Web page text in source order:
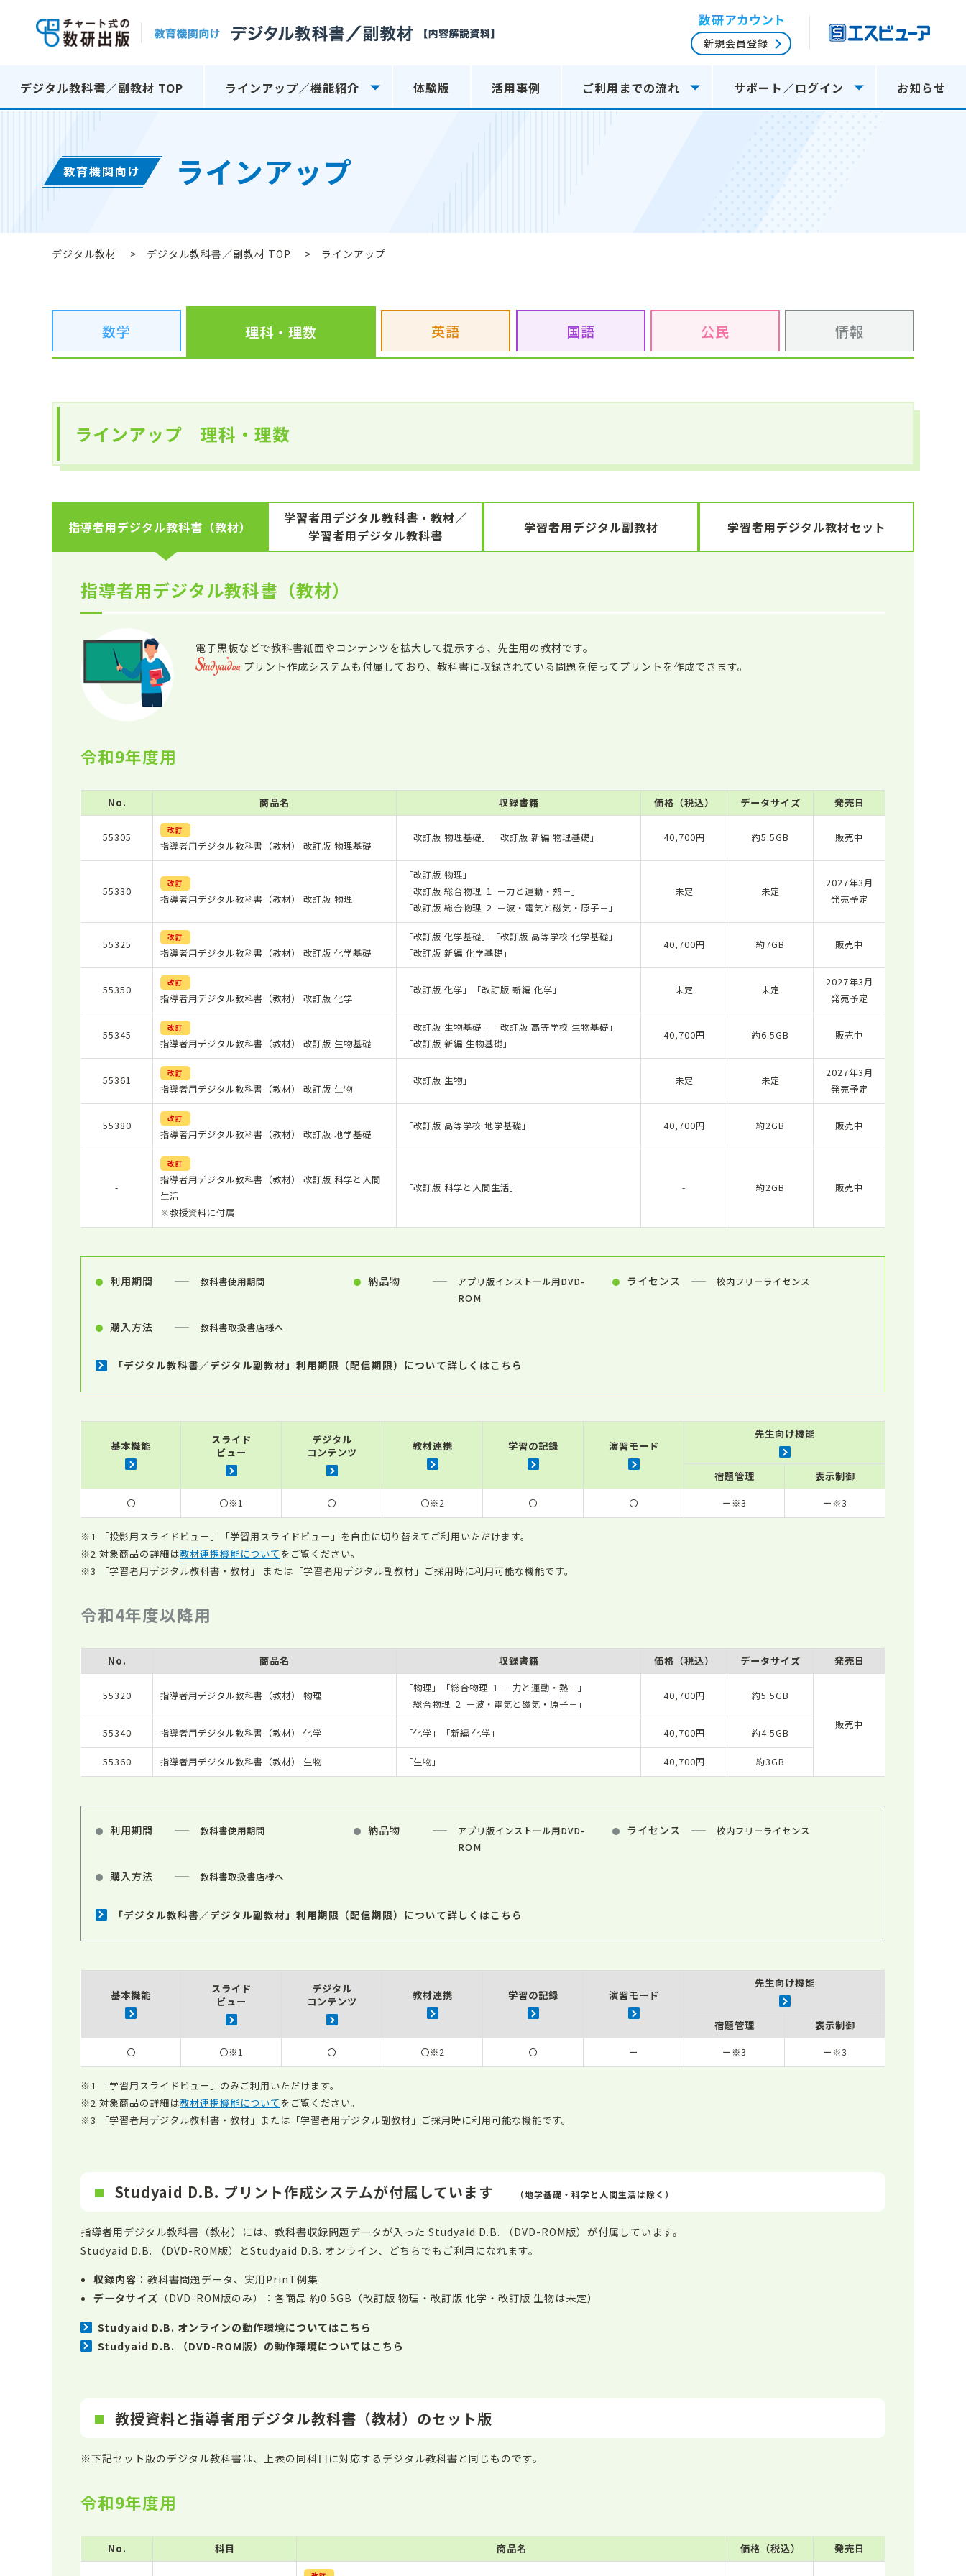
新規会員登録
デジタル教科書／副教材 TOP ラインアップ／機能紹介 体験版 活用事例 ご利用までの流れ サポート／ログイン お知らせ
教育機関向け ラインアップ
デジタル教材 デジタル教科書／副教材 TOP ラインアップ
数学 理科 ・理数 英語 国語 公民 情報
ラインアップ 理科・理数
指導者用デジタル教科書（教材）
学習者用デジタル教科書・教材／
学習者用デジタル教科書
学習者用デジタル副教材 学習者用デジタル教材セット
指導者用デジタル教科書（教材）
電子黒板などで教科書紙面やコンテンツを拡大して提示する、先生用の教材です。
プリント作成システムも付属しており、教科書に収録されている問題を使ってプリントを作成できます。
令和9年度用
No. 商品名 収録書籍 価格（税込） データサイズ 発売日
55305
改訂
指導者用デジタル教科書（教材） 改訂版 物理基礎
「改訂版 物理基礎」「改訂版 新編 物理基礎」 40,700円 約5.5GB 販売中
55330
改訂
指導者用デジタル教科書（教材） 改訂版 物理
「改訂版 物理」
「改訂版 総合物理 １ －力と運動・熱－」
「改訂版 総合物理 ２ －波・電気と磁気・原子－」
未定 未定
2027年3月
発売予定
55325
改訂
指導者用デジタル教科書（教材） 改訂版 化学基礎
「改訂版 化学基礎」「改訂版 高等学校 化学基礎」
「改訂版 新編 化学基礎」
40,700円 約7GB 販売中
55350
改訂
指導者用デジタル教科書（教材） 改訂版 化学
「改訂版 化学」「改訂版 新編 化学」 未定 未定
2027年3月
発売予定
55345
改訂
指導者用デジタル教科書（教材） 改訂版 生物基礎
「改訂版 生物基礎」「改訂版 高等学校 生物基礎」
「改訂版 新編 生物基礎」
40,700円 約6.5GB 販売中
55361
改訂
指導者用デジタル教科書（教材） 改訂版 生物
「改訂版 生物」 未定 未定
2027年3月
発売予定
55380
改訂
指導者用デジタル教科書（教材） 改訂版 地学基礎
「改訂版 高等学校 地学基礎」 40,700円 約2GB 販売中
-
改訂
指導者用デジタル教科書（教材） 改訂版 科学と人間
生活
※教授資料に付属
「改訂版 科学と人間生活」 - 約2GB 販売中
利用期間 教科書使用期間 納品物
アプリ版インストール用DVD-
ROM
ライセンス 校内フリーライセンス
購入方法 教科書取扱書店様へ
「デジタル教科書／デジタル副教材」利用期限（配信期限）について詳しくはこちら
基本機能
スライド
ビュー
デジタル
コンテンツ
教材連携 学習の記録 演習モード
先生向け機能
宿題管理 表示制御
〇 〇※1 〇 〇※2 〇 〇 ー※3 ー※3
「投影用スライドビュー」「学習用スライドビュー」を自由に切り替えてご利用いただけます。
対象商品の詳細は教材連携機能についてをご覧ください。
「学習者用デジタル教科書・教材」 または「学習者用デジタル副教材」ご採用時に利用可能な機能です。
令和4年度以降用
No. 商品名 収録書籍 価格（税込） データサイズ 発売日
55320 指導者用デジタル教科書（教材） 物理
「物理」「総合物理 １ －力と運動・熱－」
「総合物理 ２ －波・電気と磁気・原子－」
40,700円 約5.5GB
販売中
55340 指導者用デジタル教科書（教材） 化学 「化学」「新編 化学」 40,700円 約4.5GB
55360 指導者用デジタル教科書（教材） 生物 「生物」 40,700円 約3GB
利用期間 教科書使用期間 納品物
アプリ版インストール用DVD-
ROM
ライセンス 校内フリーライセンス
購入方法 教科書取扱書店様へ
「デジタル教科書／デジタル副教材」利用期限（配信期限）について詳しくはこちら
基本機能
スライド
ビュー
デジタル
コンテンツ
教材連携 学習の記録 演習モード
先生向け機能
宿題管理 表示制御
〇 〇※1 〇 〇※2 〇 ー ー※3 ー※3
「学習用スライドビュー」のみご利用いただけます。
対象商品の詳細は教材連携機能についてをご覧ください。
「学習者用デジタル教科書・教材」または「学習者用デジタル副教材」ご採用時に利用可能な機能です。
Studyaid D.B. プリント作成システムが付属しています （地学基礎・科学と人間生活は除く）
指導者用デジタル教科書（教材）には、教科書収録問題データが入った Studyaid D.B. （DVD-ROM版）が付属しています。
Studyaid D.B. （DVD-ROM版）とStudyaid D.B. オンライン、どちらでもご利用になれます。
収録内容 ：教科書問題データ、実用PrinT例集
データサイズ （DVD-ROM版のみ）：各商品 約0.5GB（改訂版 物理・改訂版 化学・改訂版 生物は未定）
Studyaid D.B. オンラインの動作環境についてはこちら
Studyaid D.B. （DVD-ROM版）の動作環境についてはこちら
教授資料と指導者用デジタル教科書（教材）のセット版
※下記セット版のデジタル教科書は、上表の同科目に対応するデジタル教科書と同じものです。
令和9年度用
No. 科目 商品名 価格（税込） 発売日